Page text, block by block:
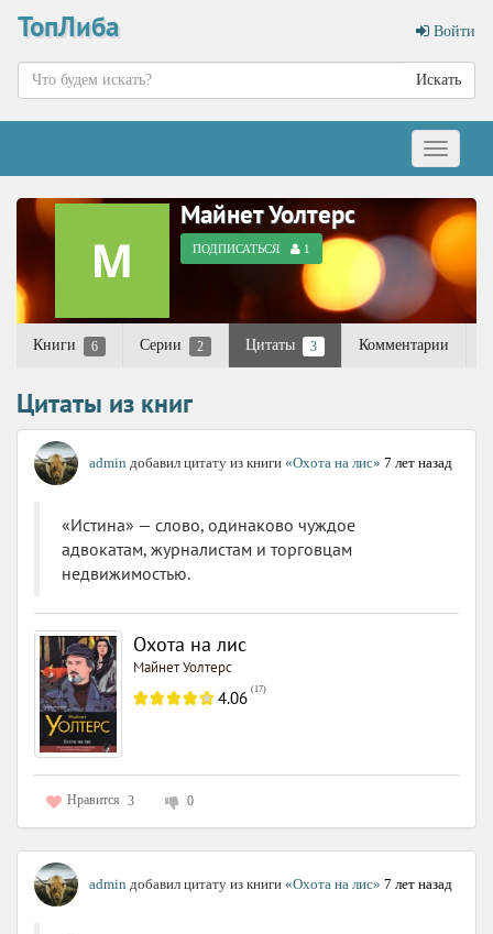
ТопЛиба Войти
Искать
Меню
Майнет Уолтерс
ПОДПИСАТЬСЯ 1
Книги 6 Серии 2 Цитаты 3 Комментарии
Цитаты из книг
admin добавил цитату из книги «Охота на лис» 7 лет назад
«Истина» — слово, одинаково чуждое
адвокатам, журналистам и торговцам
недвижимостью.
Охота на лис
Майнет Уолтерс
4.06 (17)
Нравится 3 0
admin добавил цитату из книги «Охота на лис» 7 лет назад